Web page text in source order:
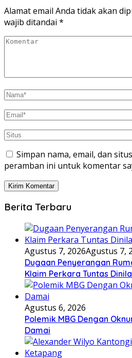
Alamat email Anda tidak akan
wajib ditandai *
Simpan nama, email, dan
peramban ini untuk komentar
Berita Terbaru
Agustus 7, 2026Agustus 7,
Dugaan Penyerangan
Klaim Perkara Tuntas
Agustus 6, 2026
Polemik MBG Dengan
Damai